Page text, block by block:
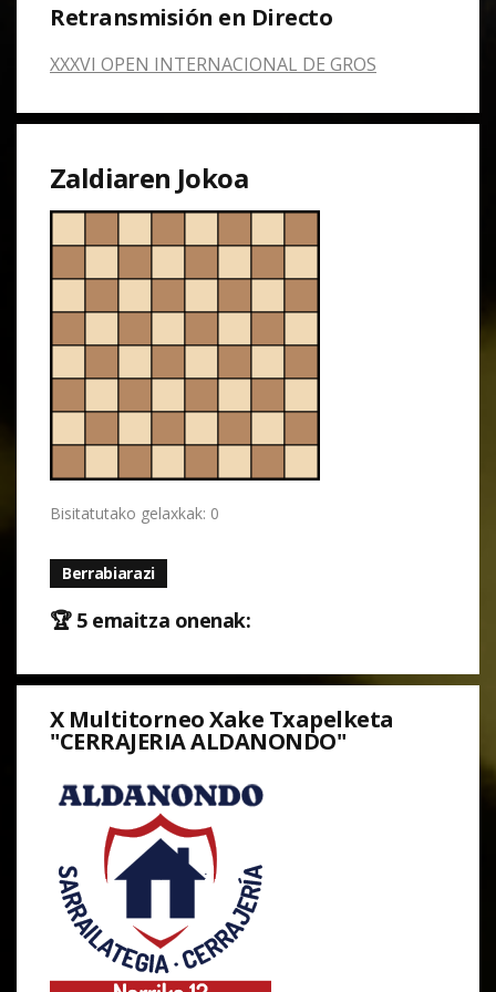
Retransmisión en Directo
XXXVI OPEN INTERNACIONAL DE GROS
Zaldiaren Jokoa
Bisitatutako gelaxkak: 0
Berrabiarazi
🏆 5 emaitza onenak:
X Multitorneo Xake Txapelketa
"CERRAJERIA ALDANONDO"